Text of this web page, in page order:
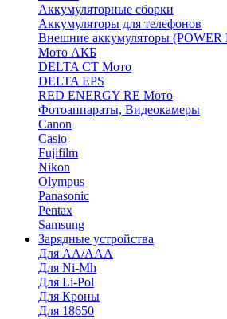
Аккумуляторные сборки
Аккумуляторы для телефонов
Внешние аккумуляторы
Мото АКБ
DELTA CT Мото
DELTA EPS
RED ENERGY RE Мото
Фотоаппараты, Видеокамеры
Canon
Casio
Fujifilm
Nikon
Olympus
Panasonic
Pentax
Samsung
Зарядные устройства
Для AA/AAA
Для Ni-Mh
Для Li-Pol
Для Кроны
Для 18650